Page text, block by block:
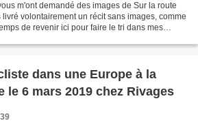
m'ont demandé des images de Sur la route
volontairement un récit sans images, comme
de revenir ici pour faire le tri dans mes
dans une Europe à la
le 6 mars 2019 chez Rivages